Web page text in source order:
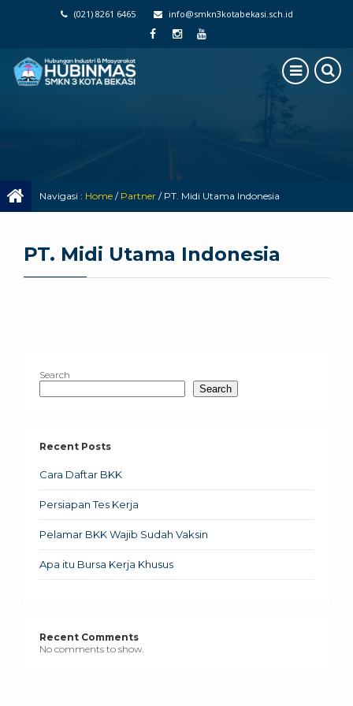
(021) 8261 6465 info@smkn3kotabekasi.sch.id
Navigasi : Home / Partner / PT. Midi Utama Indonesia
PT. Midi Utama Indonesia
Search
Search
Recent Posts
Cara Daftar BKK
Persiapan Tes Kerja
Pelamar BKK Wajib Sudah Vaksin
Apa itu Bursa Kerja Khusus
Recent Comments
No comments to show.